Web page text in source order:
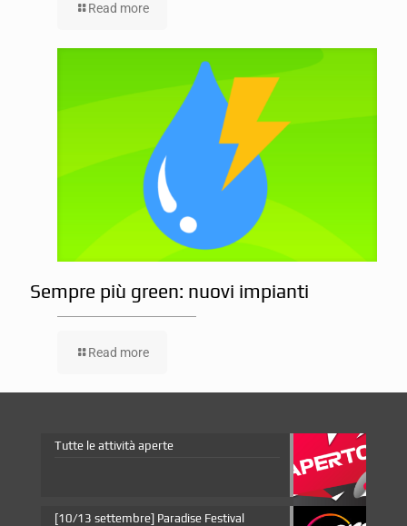
Read more
Sempre più green: nuovi impianti
Read more
Tutte le attività aperte
[10/13 settembre] Paradise Festival